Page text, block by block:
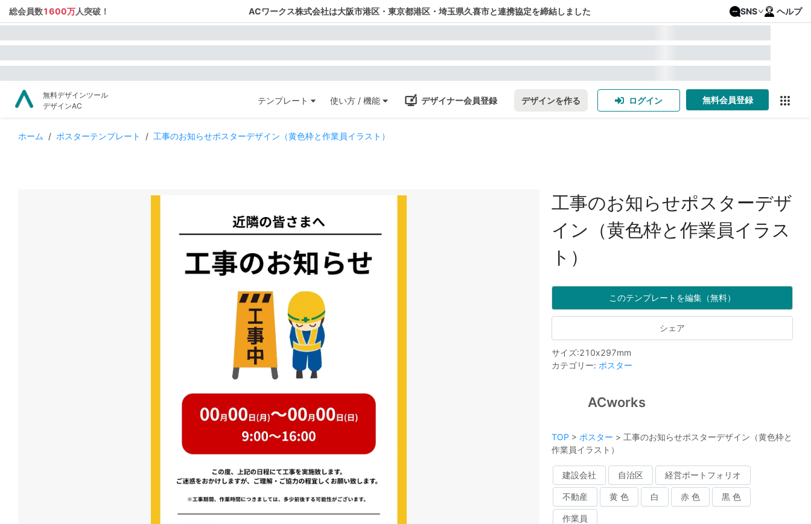
総会員数1600万人突破！ ACワークス株式会社は大阪市港区・東京都港区・埼玉県久喜市と連携協定を締結しました SNS ヘルプ
無料デザインツール
デザインAC
テンプレート 使い方 / 機能 デザイナー会員登録 デザインを作る ログイン 無料会員登録
ホーム / ポスターテンプレート / 工事のお知らせポスターデザイン（黄色枠と作業員イラスト）
工事のお知らせポスターデザ
イン（黄色枠と作業員イラス
ト）
このテンプレートを編集（無料）
シェア
サイズ:210x297mm
カテゴリー: ポスター
ACworks
TOP > ポスター > 工事のお知らせポスターデザイン（黄色枠と
作業員イラスト）
建設会社 自治区 経営ポートフォリオ
不動産 黄 色 白 赤 色 黒 色
作業員